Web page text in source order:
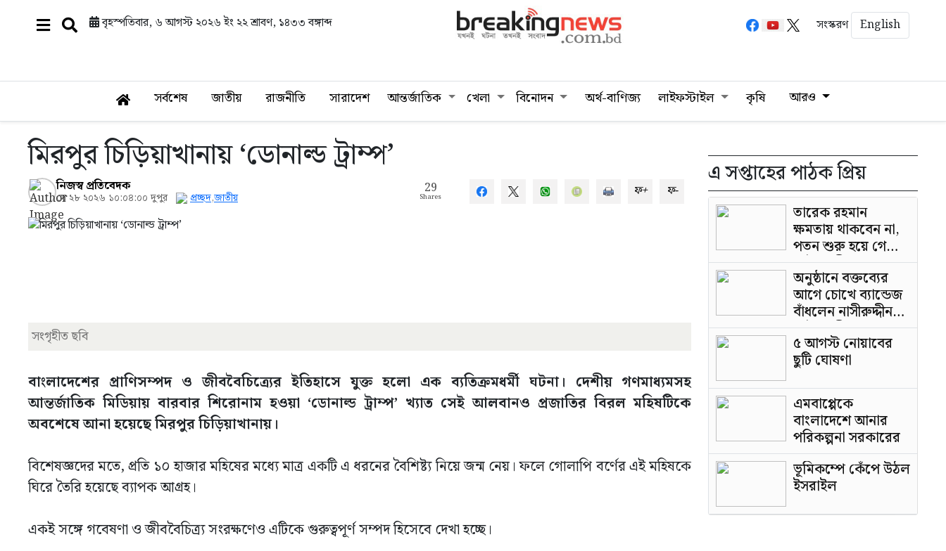
বৃহস্পতিবার, ৬ আগস্ট ২০২৬ ইং ২২ শ্রাবণ, ১৪৩৩ বঙ্গাব্দ সংস্করণ English
সর্বশেষ জাতীয় রাজনীতি সারাদেশ আন্তর্জাতিক খেলা বিনোদন অর্থ-বাণিজ্য লাইফস্টাইল কৃষি আরও
মিরপুর চিড়িয়াখানায় ‘ডোনাল্ড ট্রাম্প’
নিজস্ব প্রতিবেদক
মে ২৮ ২০২৬ ১০:০৪:০০ দুপুর প্রচ্ছদ,জাতীয়
29
Shares ফ+ ফ-
সংগৃহীত ছবি
বাংলাদেশের প্রাণিসম্পদ ও জীববৈচিত্র্যের ইতিহাসে যুক্ত হলো এক ব্যতিক্রমধর্মী ঘটনা। দেশীয় গণমাধ্যমসহ
আন্তর্জাতিক মিডিয়ায় বারবার শিরোনাম হওয়া ‘ডোনাল্ড ট্রাম্প’ খ্যাত সেই আলবানও প্রজাতির বিরল মহিষটিকে
অবশেষে আনা হয়েছে মিরপুর চিড়িয়াখানায়।
বিশেষজ্ঞদের মতে, প্রতি ১০ হাজার মহিষের মধ্যে মাত্র একটি এ ধরনের বৈশিষ্ট্য নিয়ে জন্ম নেয়। ফলে গোলাপি বর্ণের এই মহিষকে
ঘিরে তৈরি হয়েছে ব্যাপক আগ্রহ।
একই সঙ্গে গবেষণা ও জীববৈচিত্র্য সংরক্ষণেও এটিকে গুরুত্বপূর্ণ সম্পদ হিসেবে দেখা হচ্ছে।
এ সপ্তাহের পাঠক প্রিয়
তারেক রহমান
ক্ষমতায় থাকবেন না,
পতন শুরু হয়ে গেছে:
পাটওয়ারী
অনুষ্ঠানে বক্তব্যের
আগে চোখে ব্যান্ডেজ
বাঁধলেন নাসীরুদ্দীন
পাটওয়ারী
৫ আগস্ট নোয়াবের
ছুটি ঘোষণা
এমবাপ্পেকে
বাংলাদেশে আনার
পরিকল্পনা সরকারের
ভূমিকম্পে কেঁপে উঠল
ইসরাইল